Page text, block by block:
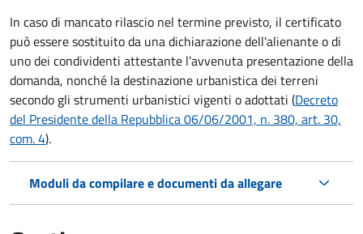
In caso di mancato rilascio nel termine previsto, il certificato
può essere sostituito da una dichiarazione dell'alienante o di
uno dei condividenti attestante l’avvenuta presentazione della
domanda, nonché la destinazione urbanistica dei terreni
secondo gli strumenti urbanistici vigenti o adottati (Decreto
del Presidente della Repubblica 06/06/2001, n. 380, art. 30,
com. 4).
Moduli da compilare e documenti da allegare